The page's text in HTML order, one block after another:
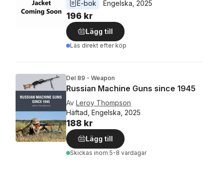
E-bok Engelska 2025
196 kr
Lägg till
Läs direkt efter köp
Del 89 - Weapon
Russian Machine Guns since 1945
Av Leroy Thompson
Häftad, Engelska, 2025
188 kr
Lägg till
Skickas inom 5-8 vardagar